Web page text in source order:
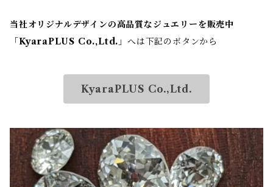
当社オリジナルデザインの高品質なジュエリーを販売中
「 KyaraPLUS Co.,Ltd. 」へは下記のボタンから
KyaraPLUS Co.,Ltd.